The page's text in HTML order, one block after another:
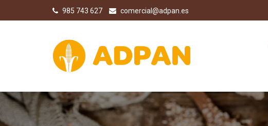
985 743 627 comercial@adpan.es